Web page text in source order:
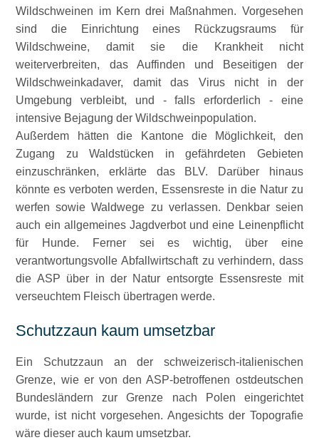
Wildschweinen im Kern drei Maßnahmen. Vorgesehen
sind die Einrichtung eines Rückzugsraums für
Wildschweine, damit sie die Krankheit nicht
weiterverbreiten, das Auffinden und Beseitigen der
Wildschweinkadaver, damit das Virus nicht in der
Umgebung verbleibt, und - falls erforderlich - eine
intensive Bejagung der Wildschweinpopulation.
Außerdem hätten die Kantone die Möglichkeit, den
Zugang zu Waldstücken in gefährdeten Gebieten
einzuschränken, erklärte das BLV. Darüber hinaus
könnte es verboten werden, Essensreste in die Natur zu
werfen sowie Waldwege zu verlassen. Denkbar seien
auch ein allgemeines Jagdverbot und eine Leinenpflicht
für Hunde. Ferner sei es wichtig, über eine
verantwortungsvolle Abfallwirtschaft zu verhindern, dass
die ASP über in der Natur entsorgte Essensreste mit
verseuchtem Fleisch übertragen werde.
Schutzzaun kaum umsetzbar
Ein Schutzzaun an der schweizerisch-italienischen
Grenze, wie er von den ASP-betroffenen ostdeutschen
Bundesländern zur Grenze nach Polen eingerichtet
wurde, ist nicht vorgesehen. Angesichts der Topografie
wäre dieser auch kaum umsetzbar.